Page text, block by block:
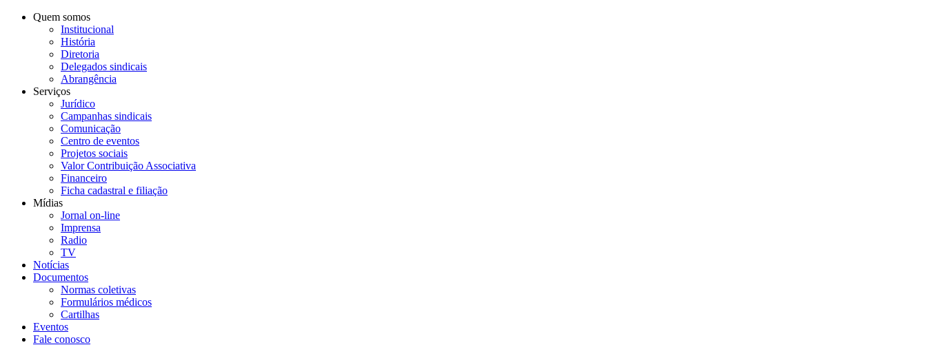
Quem somos
Institucional
História
Diretoria
Delegados sindicais
Abrangência
Serviços
Jurídico
Campanhas sindicais
Comunicação
Centro de eventos
Projetos sociais
Valor Contribuição Associativa
Financeiro
Ficha cadastral e filiação
Mídias
Jornal on-line
Imprensa
Radio
TV
Notícias
Documentos
Normas coletivas
Formulários médicos
Cartilhas
Eventos
Fale conosco